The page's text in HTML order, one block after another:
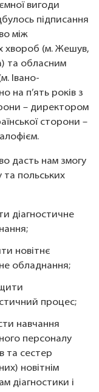
вигоди
підписання
між
хвороб (м. Жешув,
та обласним
Івано-
на п’ять років з
– директором
сторони –
дасть нам змогу
польських
діагностичне
новітнє
обладнання;
процес;
навчання
персоналу
та сестер
новітнім
діагностики і